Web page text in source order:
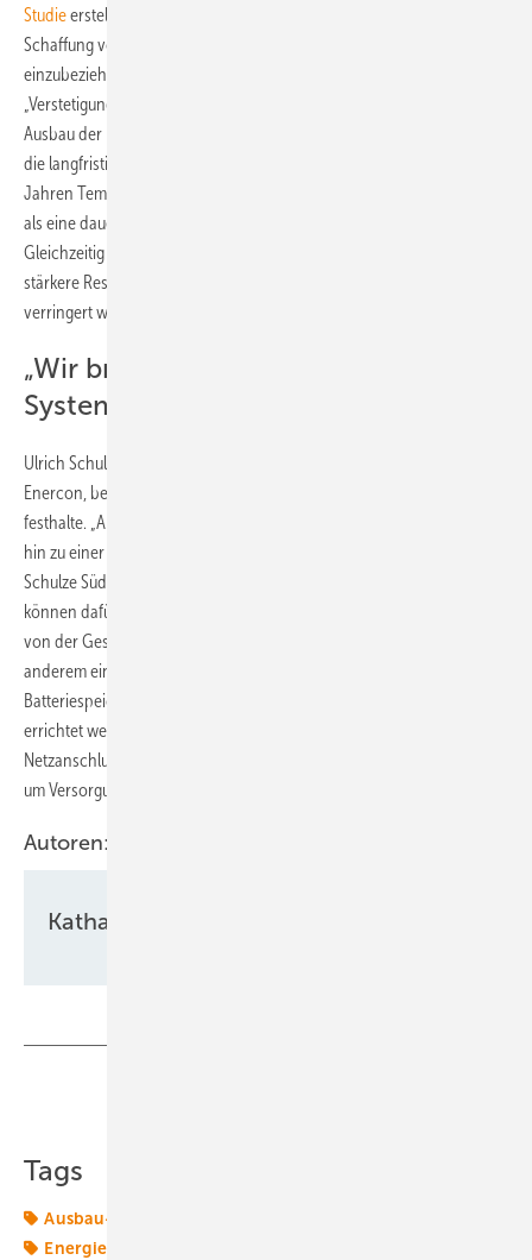
Studieerstellen lassen, um volkswirtschaftliche Aspekte wie die
Schaffung von Arbeitsplätzen oder Wertschöpfung, in die Debatte
einzubeziehen – und plädiert für ein Szenario, das in der Studie
„Verstetigung der Energiewende" heißt. „Wir hängen derzeit beim
Ausbau der Erneuerbaren hinterher“, so Rendschmidt. „Wenn wir aber
die langfristigen Ziele beibehalten und vor allem in den 2030er
Jahren Tempo aufnehmen, hätte das deutlich höhere positive Effekte
als eine dauerhafte Reduktion des Ausbaus, die jetzt im Raum steht.“
Gleichzeitig bedeute ein Festhalten an den Ausbauzielen auch eine
stärkere Resilienz des Energiesystems, in dem Importabhängigkeiten
verringert würden.
„Wir brauchen mehr Markt im
System“
Ulrich Schulze Südhoff, CCO des Windenergieanlagenherstellers
Enercon, betonte, es sei gut, dass Reiche am 80-Prozent-Ziel
festhalte. „Aber wir merken, dass sich der Schwerpunkt verändert hat,
hin zu einer effizienteren Nutzung des Stroms und Kostensenkung.“
Schulze Südhoff sieht hier die Hersteller als Teil der Lösung: „Wir
können dafür sorgen, dass die Strompreise sinken, aber wir brauchen
von der Gesetzgebung mehr Markt im System.“ Er forderte unter
anderem eine Priorisierung bei der Genehmigung von
Batteriespeicher, die an Windparks oder Photovoltaikanlagen
errichtet werden, einen Rechtsanspruch auf Überbauung des
Netzanschlusses sowie die proaktive Nutzung von Speichern, auch
um Versorgungssicherheit zu gewährleisten.
Autoren:
Katharina Wolf
Tags
Ausbau-Ziele
Energiemärkte weltweit